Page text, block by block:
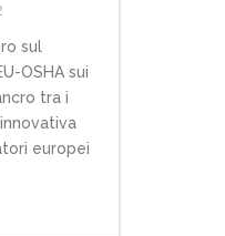
sul
OSHA sui
tra i
europei